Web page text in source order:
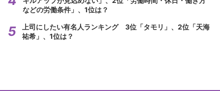
などの労働条件」、1位は？
上司にしたい有名人ランキング 3位「タモリ」、2位「天海
祐希」、1位は？